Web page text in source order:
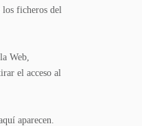
los ficheros del
Web,
el acceso al
aparecen.